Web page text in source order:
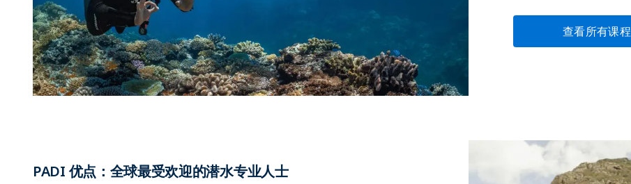
查看所有课程
PADI 优点：全球最受欢迎的潜水专业人士